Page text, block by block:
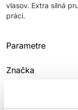
vlasov. Extra silná
práci.
Parametre
Značka